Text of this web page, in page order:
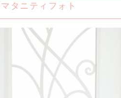
タニティフォト